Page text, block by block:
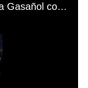
El mal momento de Yanina Gasañol con un hincha argentino en "Subrayado"